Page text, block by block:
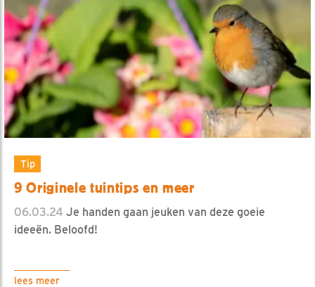
Tip
9 Originele tuintips en meer
06.03.24 Je handen gaan jeuken van deze goeie
ideeën. Beloofd!
lees meer